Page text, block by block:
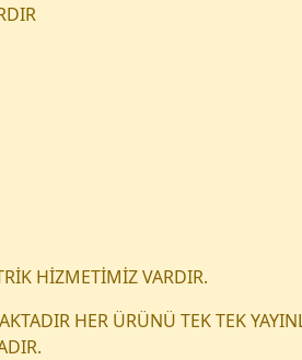
HİZMETİMİZ VARDIR.
HER ÜRÜNÜ TEK TEK